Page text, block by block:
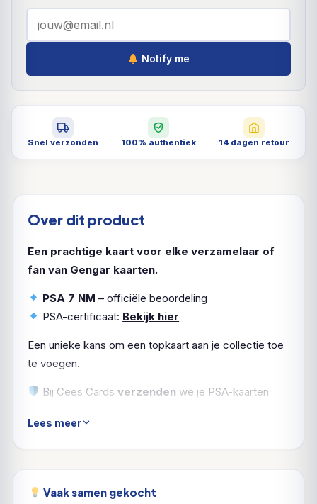
Notify me
Snel verzonden 100% authentiek 14 dagen retour
Over dit product
Een prachtige kaart voor elke verzamelaar of
fan van Gengar kaarten.
PSA 7 NM– officiële beoordeling
PSA-certificaat: Bekijk hier
Een unieke kans om een topkaart aan je collectie toe
te voegen.
Bij Cees Cardsverzenden we je PSA-kaarten
komt jouw Gengar
Lees meer
Vaak samen gekocht